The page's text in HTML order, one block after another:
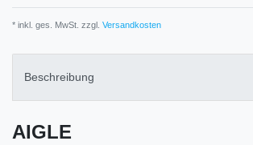
* inkl. ges. MwSt. zzgl. Versandkosten
Beschreibung
AIGLE